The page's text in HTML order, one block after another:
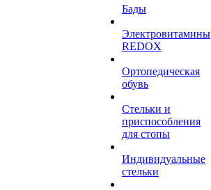
Бады
Электровитамины
REDOX
Ортопедическая
обувь
Стельки и
приспособления
для стопы
Индивидуальные
стельки